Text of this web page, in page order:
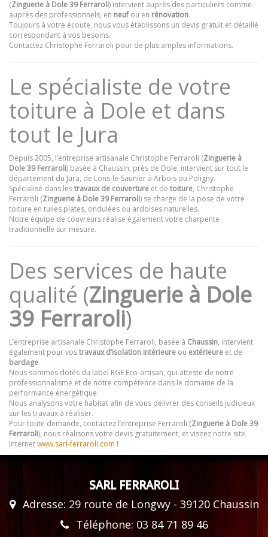
(Zinguerie à Dole 39 Ferraroli) intervient auprès des particuliers comme
auprès des professionnels, en neufou en rénovation.
Toujours à votre écoute, nous vous établissons un devis gratuit et détaillé
correspondant à vos besoins.
Contactez Christophe Ferraroli pour de plus amples informations.
Le spécialiste de votre
toiture à Dole et dans
tout le Jura
Depuis 2005, l’entreprise artisanale Christophe Ferraroli (Zinguerie à
Dole 39 Ferraroli) basée à Chaussin, près de Dole, intervient sur tout le
département du Jura, de Lons-le-Saunier à Arbois ou Poligny.
Spécialisé dans lestravaux de couverture et de toiture, Christophe
Ferraroli (Zinguerie à Dole 39 Ferraroli) se charge de la pose de votre
toiture en tuiles plates, ondulées ou ardoises naturelles.
Notre équipe de couvreurs réalise également votre charpente
traditionnelle sur mesure.
Des services de haute
qualité (Zinguerie à Dole
39 Ferraroli)
L’entreprise artisanale Christophe Ferraroli, basée à Chaussin, intervient
également pour vostravaux d’isolation intérieure ou extérieure et de
bardage.
Nous sommes dotés du label RGE Eco-artisan, qui atteste de notre
professionnalisme et de notre compétence dans le domaine de la
performance énergétique.
Nous analysons votre habitat afin de vous délivrer des conseils judicieux
sur les travaux à réaliser.
Pour toute demande, contactez l’entreprise Ferraroli (Zinguerie à Dole 39
Ferraroli), nous réalisons votre devis gratuitement, et visitez notre site
Internetwww.sarl-ferraroli.com !
SARL FERRAROLI
Adresse: 29 route de Longwy - 39120 Chaussin
Téléphone: 03 84 71 89 46